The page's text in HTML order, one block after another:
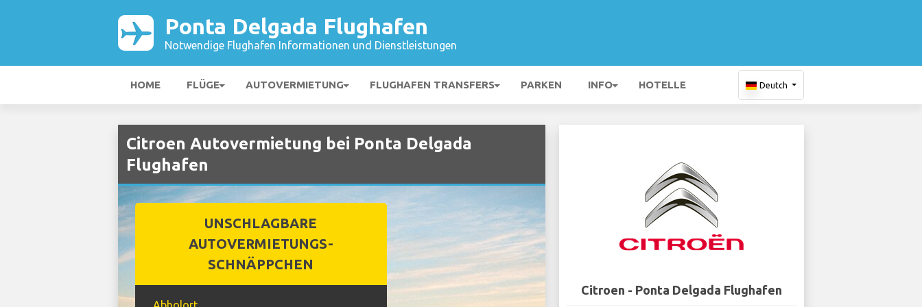
Ponta Delgada Flughafen
Notwendige Flughafen Informationen und Dienstleistungen
HOME FLÜGE AUTOVERMIETUNG FLUGHAFEN TRANSFERS PARKEN INFO HOTELLE Deutch
Citroen Autovermietung bei Ponta Delgada
Flughafen
UNSCHLAGBARE
AUTOVERMIETUNGS-
SCHNÄPPCHEN
Citroen - Ponta Delgada Flughafen